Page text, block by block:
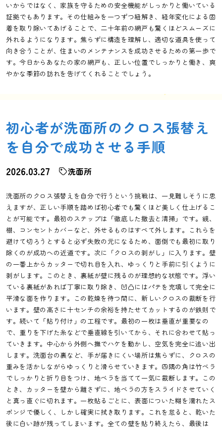
いからではなく、家族を守るための安全機能がしっかりと働いている
証拠でもあります。その仕組みを一つずつ紐解き、経年変化による固
着を取り除いてあげることで、二十年前の網戸も驚くほどスムーズに
外れるようになります。焦らずに構造を理解し、適切な道具を使って
向き合うことが、住まいのメンテナンスを成功させるための第一歩で
す。今日からあなたの家の網戸も、正しい位置でしっかりと働き、爽
やかな季節の訪れを告げてくれることでしょう。
初心者が洗面所のクロス張替え
を自分で成功させる手順
2026.03.27 洗面所
洗面所のクロス張替えを自分で行うという挑戦は、一見難しそうに思
えますが、正しい手順を踏めば初心者でも驚くほど美しく仕上げるこ
とが可能です。最初のステップは「徹底した撤去と清掃」です。鏡、
棚、コンセントカバーなど、外せるものはすべて外します。これらを
避けて切ろうとすると必ず失敗の元になるため、面倒でも最初に取り
除くのが成功への近道です。次に「クロスの剥がし」に入ります。壁
の一番上からカッターで切れ目を入れ、ゆっくりと手前に引くように
剥がします。このとき、裏紙が壁に残るのが理想的な状態です。浮い
ている裏紙があれば丁寧に取り除き、凹凸にはパテを充填して完全に
平滑な面を作ります。この乾燥を待つ間に、新しいクロスの裁断を行
います。壁の高さに十センチの余裕を持たせてカットするのが鉄則で
す。続いて「貼り付け」の工程です。最初の一枚は垂直が重要なの
で、重りを下げた糸などで垂直線を引いてから、それに合わせて貼っ
ていきます。中心から外側へ撫でハケを動かし、空気を完全に追い出
します。洗面台の裏など、手が届きにくい場所は焦らずに、クロスの
重みを活かしながらゆっくりと滑らせていきます。四隅の角は竹ベラ
でしっかりと折り目をつけ、地ベラを当てて一気に裁断します。この
とき、カッターを壁から離さずに、地ベラの方をスライドさせていく
と真っ直ぐに切れます。一枚貼るごとに、表面についた糊を濡れたス
ポンジで優しく、しかし確実に拭き取ります。これを怠ると、乾いた
後に白い跡が残ってしまいます。全ての壁を貼り終えたら、最後は